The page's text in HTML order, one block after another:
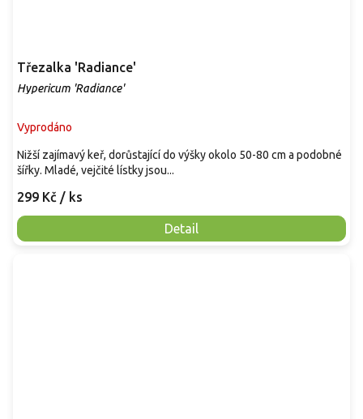
Třezalka 'Radiance'
Hypericum 'Radiance'
Vyprodáno
299 Kč / ks
Detail
Nižší zajímavý keř, dorůstající do výšky okolo 50-80 cm a podobné
šířky. Mladé, vejčité lístky jsou...